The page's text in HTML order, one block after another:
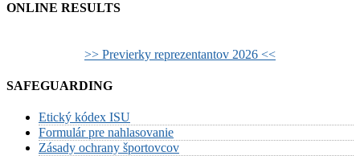
ONLINE RESULTS
>> Previerky reprezentantov 2026 <<
SAFEGUARDING
Etický kódex ISU
Formulár pre nahlasovanie
Zásady ochrany športovcov